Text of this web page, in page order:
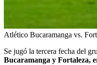
Atlético Bucaramanga vs.
Se jugó la tercera fecha del
Bucaramanga y Fortaleza,